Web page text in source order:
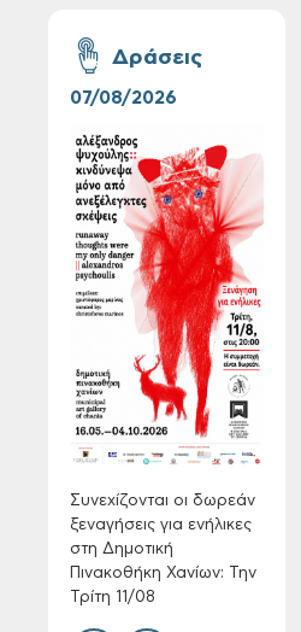
Συνεχίζονται οι
δωρεάν ξεναγήσεις
για ενήλικες στη
Δημοτική
Πινακοθήκη Χανίων:
Την Τρίτη 11/08
Δράσεις
07/08/2026
Συνεχίζονται οι δωρεάν
ξεναγήσεις για ενήλικες
στη Δημοτική
Πινακοθήκη Χανίων: Την
Τρίτη 11/08